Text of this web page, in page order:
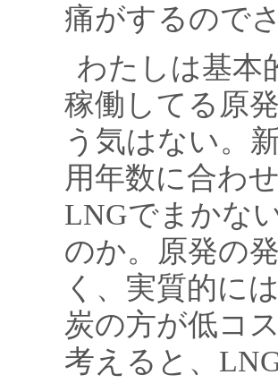
痛がするので
わたしは基本
稼働してる原
う気はない。
用年数に合わ
LNGでまかな
のか。原発の
く、実質的に
炭の方が低コ
考えると、